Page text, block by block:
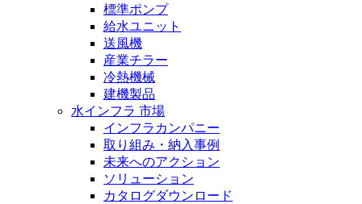
標準ポンプ
給水ユニット
送風機
産業チラー
冷熱機械
建機製品
水インフラ 市場
インフラカンパニー
取り組み・納入事例
未来へのアクション
ソリューション
カタログダウンロード